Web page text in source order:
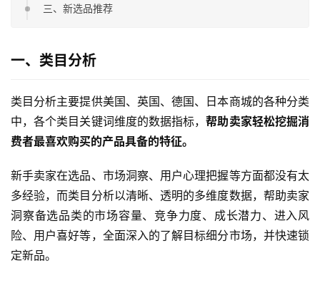
三、新选品推荐
一、类目分析
类目分析主要提供美国、英国、德国、日本商城的各种分类
中，各个类目关键词维度的数据指标，帮助卖家轻松挖掘消
费者最喜欢购买的产品具备的特征。
新手卖家在选品、市场洞察、用户心理把握等方面都没有太
多经验，而类目分析以清晰、透明的多维度数据，帮助卖家
洞察备选品类的市场容量、竞争力度、成长潜力、进入风
险、用户喜好等，全面深入的了解目标细分市场，并快速锁
定新品。